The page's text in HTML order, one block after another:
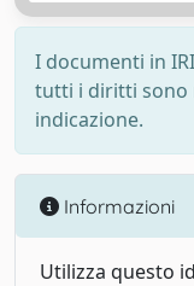
I documenti in
tutti i diritti sono
indicazione.
Informazioni
Utilizza questo